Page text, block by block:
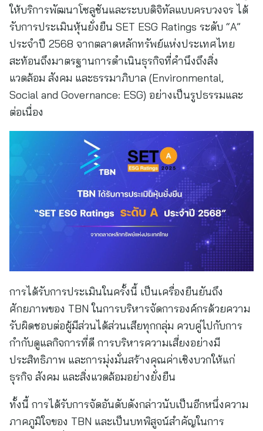
ให้บริการพัฒนาโซลูชันและระบบดิจิทัลแบบครบวงจร ได้
รับการประเมินหุ้นยั่งยืน SET ESG Ratings ระดับ “A”
ประจำปี 2568 จากตลาดหลักทรัพย์แห่งประเทศไทย
สะท้อนถึงมาตรฐานการดำเนินธุรกิจที่คำนึงถึงสิ่ง
แวดล้อม สังคม และธรรมาภิบาล (Environmental,
Social and Governance: ESG) อย่างเป็นรูปธรรมและ
ต่อเนื่อง
การได้รับการประเมินในครั้งนี้ เป็นเครื่องยืนยันถึง
ศักยภาพของ TBN ในการบริหารจัดการองค์กรด้วยความ
รับผิดชอบต่อผู้มีส่วนได้ส่วนเสียทุกกลุ่ม ควบคู่ไปกับการ
กำกับดูแลกิจการที่ดี การบริหารความเสี่ยงอย่างมี
ประสิทธิภาพ และการมุ่งมั่นสร้างคุณค่าเชิงบวกให้แก่
ธุรกิจ สังคม และสิ่งแวดล้อมอย่างยั่งยืน
ทั้งนี้ การได้รับการจัดอันดับดังกล่าวนับเป็นอีกหนึ่งความ
ภาคภูมิใจของ TBN และเป็นบทพิสูจน์สำคัญในการ